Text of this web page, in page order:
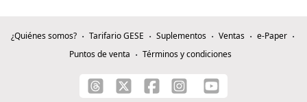
¿Quiénes somos? Tarifario GESE Suplementos Ventas
e-Paper
Puntos de venta
Términos y condiciones